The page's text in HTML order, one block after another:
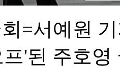
=서예원
'된 주호